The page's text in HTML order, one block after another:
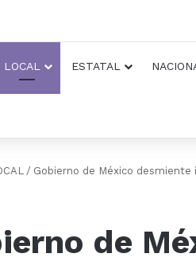
LOCAL ESTATAL
/ Gobierno de México
de